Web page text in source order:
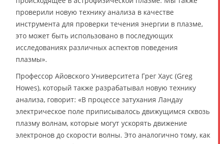
проверили новую технику анализа в качестве
инструмента для проверки течения энергии в плазме,
это может быть использовано в последующих
исследованиях различных аспектов поведения
плазмы».
Профессор Айовского Университета Грег Хаус (Greg
Howes), который также разрабатывал новую технику
анализа, говорит: «В процессе затухания Ландау
электрическое поле приписывалось движущимся сквозь
плазму волнам, которые могут ускорять движение
электронов до скорости волны. Это аналогично тому, как